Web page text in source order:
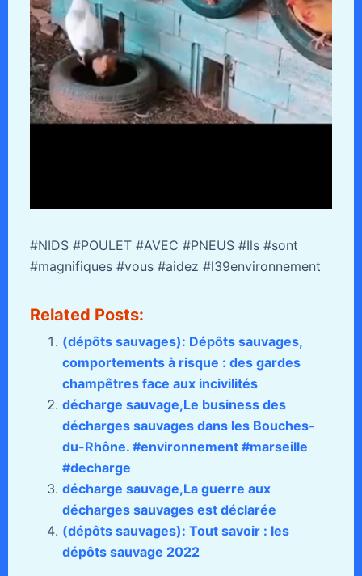
#NIDS #POULET #AVEC #PNEUS #Ils #sont
#magnifiques #vous #aidez #l39environnement
Related Posts:
(dépôts sauvages): Dépôts sauvages,
comportements à risque : des gardes
champêtres face aux incivilités
décharge sauvage,Le business des
décharges sauvages dans les Bouches-
du-Rhône. #environnement #marseille
#decharge
décharge sauvage,La guerre aux
décharges sauvages est déclarée
(dépôts sauvages): Tout savoir : les
dépôts sauvage 2022